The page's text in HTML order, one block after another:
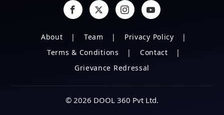
About Team
Privacy Policy
Terms & Conditions
Contact
Grievance Redressal
© 2026 DOOL 360 Pvt Ltd.